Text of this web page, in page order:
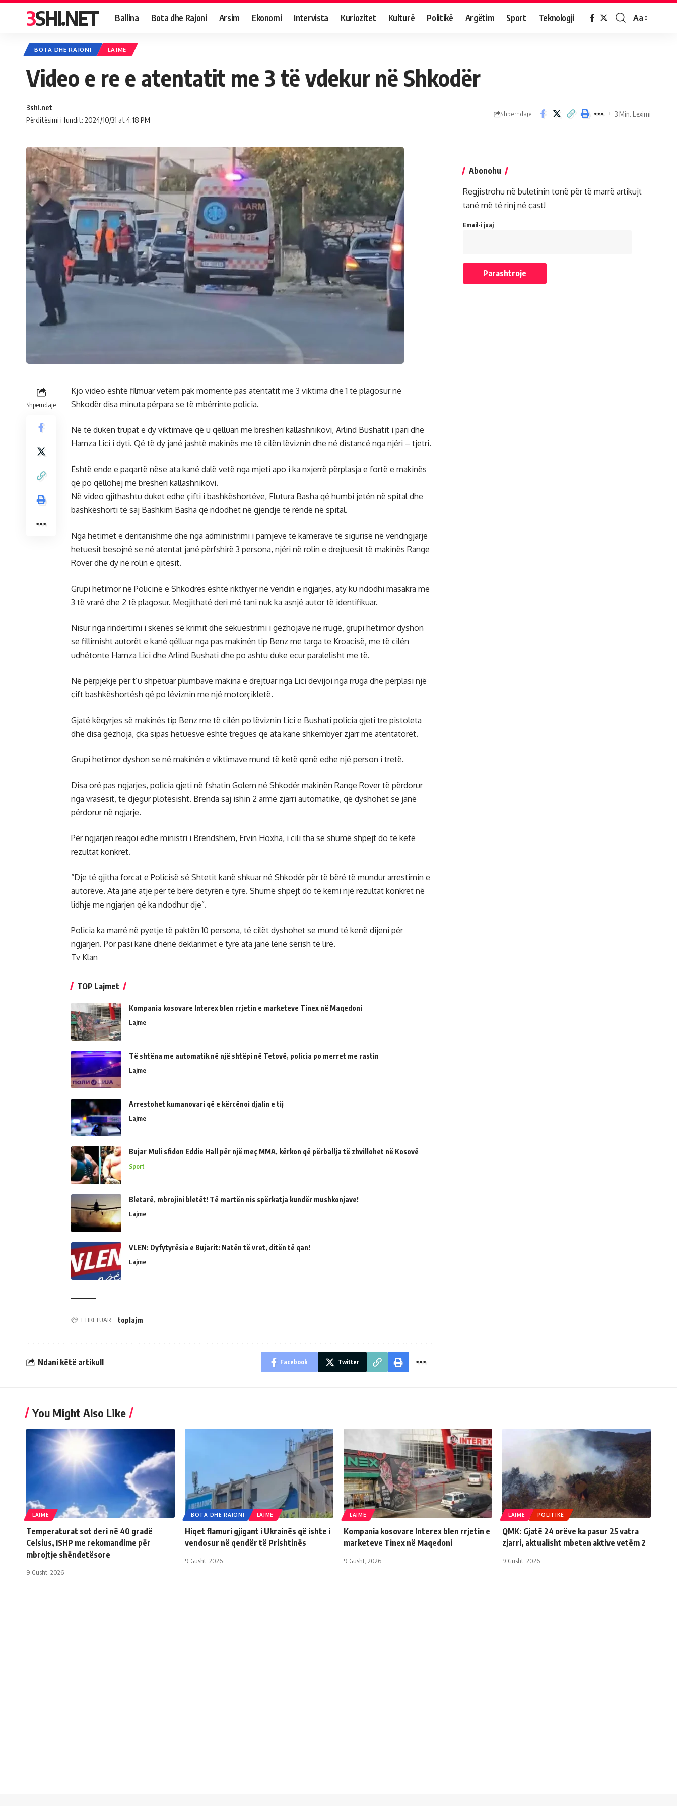
3SHI.NET Ballina Bota dhe Rajoni Arsim Ekonomi Intervista Kuriozitet Kulturë Politikë Argëtim Sport Teknologji Aa
BOTA DHE RAJONI LAJME
Video e re e atentatit me 3 të vdekur në Shkodër
Përditësimi i fundit: 2024/10/31 at 4:18 PM
3shi.net
Shpërndaje 3 Min. Leximi
Shpërndaje
Kjo video është filmuar vetëm pak momente pas atentatit me 3 viktima dhe 1 të plagosur në
Shkodër disa minuta përpara se të mbërrinte policia.
Në të duken trupat e dy viktimave që u qëlluan me breshëri kallashnikovi, Arlind Bushatit i pari dhe
Hamza Lici i dyti. Që të dy janë jashtë makinës me të cilën lëviznin dhe në distancë nga njëri – tjetri.
Është ende e paqartë nëse ata kanë dalë vetë nga mjeti apo i ka nxjerrë përplasja e fortë e makinës
që po qëllohej me breshëri kallashnikovi.
Në video gjithashtu duket edhe çifti i bashkëshortëve, Flutura Basha që humbi jetën në spital dhe
bashkëshorti të saj Bashkim Basha që ndodhet në gjendje të rëndë në spital.
Nga hetimet e deritanishme dhe nga administrimi i pamjeve të kamerave të sigurisë në vendngjarje
hetuesit besojnë se në atentat janë përfshirë 3 persona, njëri në rolin e drejtuesit të makinës Range
Rover dhe dy në rolin e qitësit.
Grupi hetimor në Policinë e Shkodrës është rikthyer në vendin e ngjarjes, aty ku ndodhi masakra me
3 të vrarë dhe 2 të plagosur. Megjithatë deri më tani nuk ka asnjë autor të identifikuar.
Nisur nga rindërtimi i skenës së krimit dhe sekuestrimi i gëzhojave në rrugë, grupi hetimor dyshon
se fillimisht autorët e kanë qëlluar nga pas makinën tip Benz me targa te Kroacisë, me të cilën
udhëtonte Hamza Lici dhe Arlind Bushati dhe po ashtu duke ecur paralelisht me të.
Në përpjekje për t’u shpëtuar plumbave makina e drejtuar nga Lici devijoi nga rruga dhe përplasi një
çift bashkëshortësh që po lëviznin me një motorçikletë.
Gjatë këqyrjes së makinës tip Benz me të cilën po lëviznin Lici e Bushati policia gjeti tre pistoleta
dhe disa gëzhoja, çka sipas hetuesve është tregues qe ata kane shkembyer zjarr me atentatorët.
Grupi hetimor dyshon se në makinën e viktimave mund të ketë qenë edhe një person i tretë.
Disa orë pas ngjarjes, policia gjeti në fshatin Golem në Shkodër makinën Range Rover të përdorur
nga vrasësit, të djegur plotësisht. Brenda saj ishin 2 armë zjarri automatike, që dyshohet se janë
përdorur në ngjarje.
Për ngjarjen reagoi edhe ministri i Brendshëm, Ervin Hoxha, i cili tha se shumë shpejt do të ketë
rezultat konkret.
“Dje të gjitha forcat e Policisë së Shtetit kanë shkuar në Shkodër për të bërë të mundur arrestimin e
autorëve. Ata janë atje për të bërë detyrën e tyre. Shumë shpejt do të kemi një rezultat konkret në
lidhje me ngjarjen që ka ndodhur dje”.
Policia ka marrë në pyetje të paktën 10 persona, të cilët dyshohet se mund të kenë dijeni për
ngjarjen. Por pasi kanë dhënë deklarimet e tyre ata janë lënë sërish të lirë.
Tv Klan
TOP Lajmet
Kompania kosovare Interex blen rrjetin e marketeve Tinex në Maqedoni
Lajme
Të shtëna me automatik në një shtëpi në Tetovë, policia po merret me rastin
Lajme
Arrestohet kumanovari që e kërcënoi djalin e tij
Lajme
Bujar Muli sfidon Eddie Hall për një meç MMA, kërkon që përballja të zhvillohet në Kosovë
Sport
Bletarë, mbrojini bletët! Të martën nis spërkatja kundër mushkonjave!
Lajme
VLEN: Dyfytyrësia e Bujarit: Natën të vret, ditën të qan!
Lajme
ETIKETUAR: toplajm
Ndani këtë artikull Facebook Twitter
Abonohu
Regjistrohu në buletinin tonë për të marrë artikujt
tanë më të rinj në çast!
Email-i juaj
You Might Also Like
LAJME
Temperaturat sot deri në 40 gradë
Celsius, ISHP me rekomandime për
mbrojtje shëndetësore
9 Gusht, 2026
BOTA DHE RAJONI LAJME
Hiqet flamuri gjigant i Ukrainës që ishte i
vendosur në qendër të Prishtinës
9 Gusht, 2026
LAJME
Kompania kosovare Interex blen rrjetin e
marketeve Tinex në Maqedoni
9 Gusht, 2026
LAJME POLITIKË
QMK: Gjatë 24 orëve ka pasur 25 vatra
zjarri, aktualisht mbeten aktive vetëm 2
9 Gusht, 2026